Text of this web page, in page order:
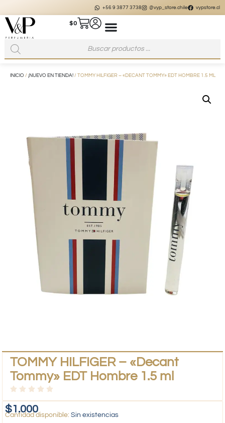
+56 9 3877 3738 @vyp_store.chile vypstore.cl
$0
INICIO / ¡NUEVO EN TIENDA!/ TOMMY HILFIGER – «DECANT TOMMY» EDT HOMBRE 1.5 ML
TOMMY HILFIGER – «Decant
Tommy» EDT Hombre 1.5 ml
$1.000 Sin existencias